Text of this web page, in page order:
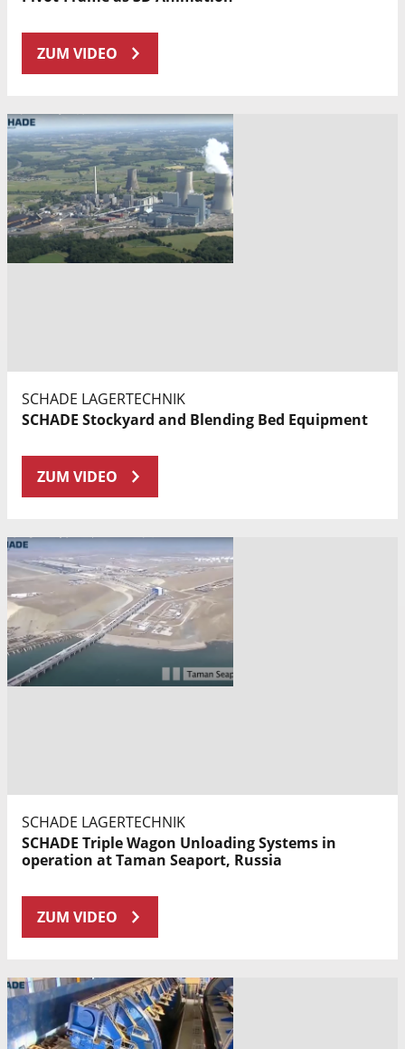
ZUM VIDEO
SCHADE LAGERTECHNIK
SCHADE Stockyard and Blending Bed Equipment
ZUM VIDEO
SCHADE LAGERTECHNIK
SCHADE Triple Wagon Unloading Systems in
operation at Taman Seaport, Russia
ZUM VIDEO